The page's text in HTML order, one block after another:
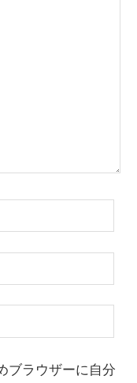
ブラウザーに自分